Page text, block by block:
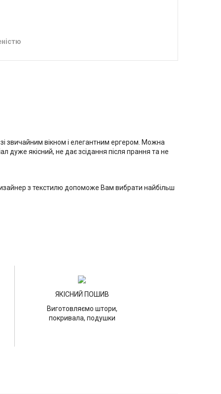
звичайним вікном і елегантним ергером. Можна
дуже якісний, не дає зсідання після прання та не
з текстилю допоможе Вам вибрати найбільш
ЯКІСНИЙ ПОШИВ
Виготовляємо штори,
покривала, подушки